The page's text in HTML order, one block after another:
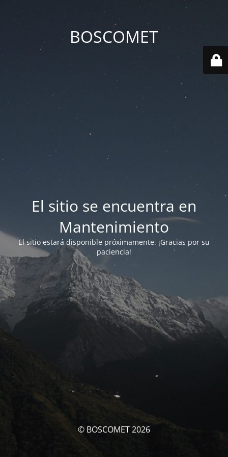
BOSCOMET
El sitio se encuentra en
Mantenimiento
El sitio estará disponible próximamente. ¡Gracias por su
paciencia!
© BOSCOMET 2026